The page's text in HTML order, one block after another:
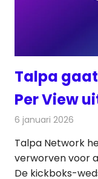
Talpa gaat
Per View
6 januari 2026
Talpa Network
verworven voor
De kickboks-